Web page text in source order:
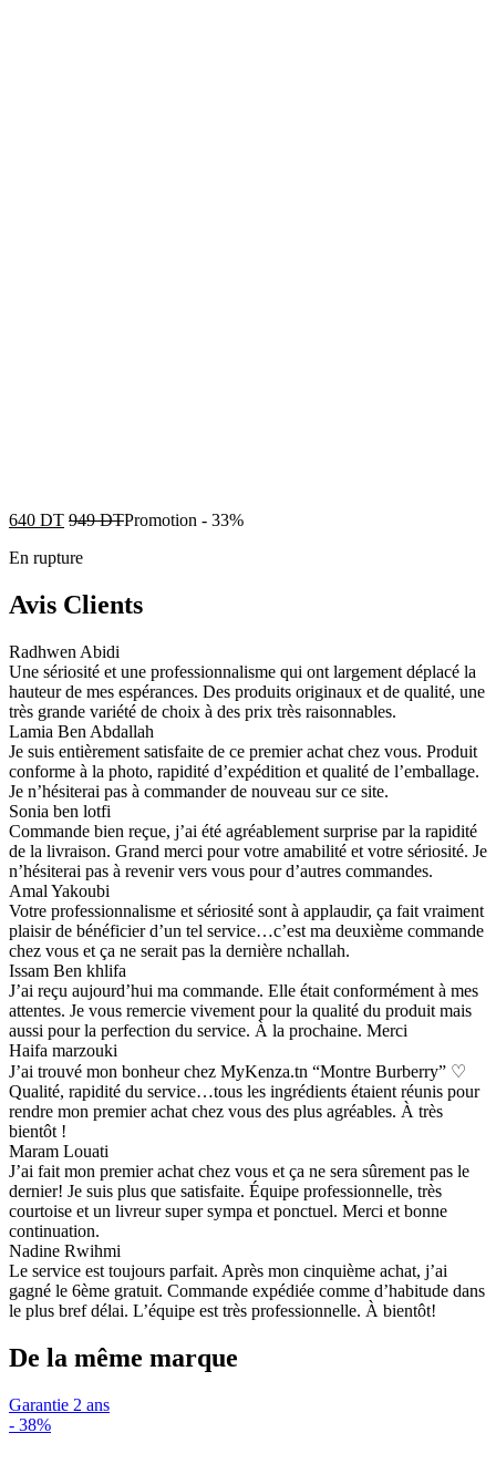
640 DT 949DTPromotion - 33%
En rupture
Avis Clients
Radhwen Abidi
Une sériosité et une professionnalisme qui ont largement déplacé la
hauteur de mes espérances. Des produits originaux et de qualité, une
très grande variété de choix à des prix très raisonnables.
Lamia Ben Abdallah
Je suis entièrement satisfaite de ce premier achat chez vous. Produit
conforme à la photo, rapidité d’expédition et qualité de l’emballage.
Je n’hésiterai pas à commander de nouveau sur ce site.
Sonia ben lotfi
Commande bien reçue, j’ai été agréablement surprise par la rapidité
de la livraison. Grand merci pour votre amabilité et votre sériosité. Je
n’hésiterai pas à revenir vers vous pour d’autres commandes.
Amal Yakoubi
Votre professionnalisme et sériosité sont à applaudir, ça fait vraiment
plaisir de bénéficier d’un tel service…c’est ma deuxième commande
chez vous et ça ne serait pas la dernière nchallah.
Issam Ben khlifa
J’ai reçu aujourd’hui ma commande. Elle était conformément à mes
attentes. Je vous remercie vivement pour la qualité du produit mais
aussi pour la perfection du service. À la prochaine. Merci
Haifa marzouki
J’ai trouvé mon bonheur chez MyKenza.tn “Montre Burberry” ♡
Qualité, rapidité du service…tous les ingrédients étaient réunis pour
rendre mon premier achat chez vous des plus agréables. À très
bientôt !
Maram Louati
J’ai fait mon premier achat chez vous et ça ne sera sûrement pas le
dernier! Je suis plus que satisfaite. Équipe professionnelle, très
courtoise et un livreur super sympa et ponctuel. Merci et bonne
continuation.
Nadine Rwihmi
Le service est toujours parfait. Après mon cinquième achat, j’ai
gagné le 6ème gratuit. Commande expédiée comme d’habitude dans
le plus bref délai. L’équipe est très professionnelle. À bientôt!
De la même marque
Garantie 2 ans
- 38%